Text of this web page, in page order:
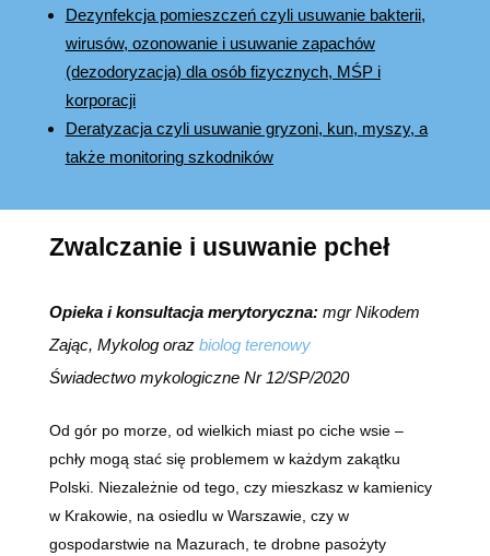
Dezynfekcja pomieszczeń czyli usuwanie bakterii,
wirusów, ozonowanie i usuwanie zapachów
(dezodoryzacja) dla osób fizycznych, MŚP i
korporacji
Deratyzacja czyli usuwanie gryzoni, kun, myszy, a
także monitoring szkodników
Zwalczanie i usuwanie pcheł
Opieka i konsultacja merytoryczna:mgr Nikodem
Zając, Mykolog oraz biolog terenowy
Świadectwo mykologiczne Nr 12/SP/2020
Od gór po morze, od wielkich miast po ciche wsie –
pchły mogą stać się problemem w każdym zakątku
Polski. Niezależnie od tego, czy mieszkasz w kamienicy
w Krakowie, na osiedlu w Warszawie, czy w
gospodarstwie na Mazurach, te drobne pasożyty